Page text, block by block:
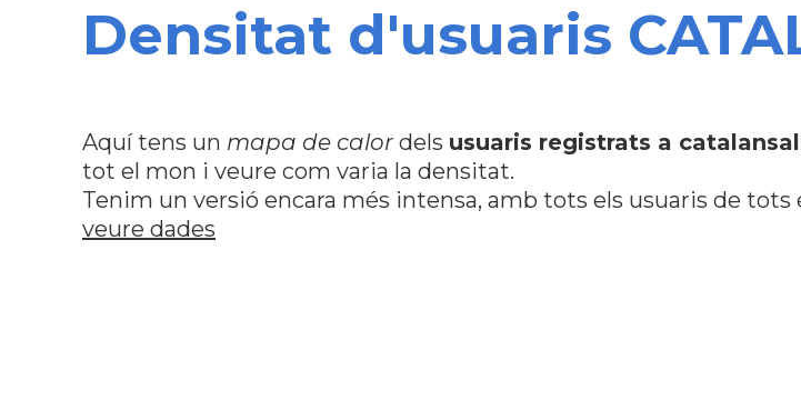
Densitat d'usuaris
Aquí tens un mapa de calordels usuaris registrats a
tot el mon i veure com varia la densitat.
Tenim un versió encara més intensa, amb tots els usuaris de tots
veure dades